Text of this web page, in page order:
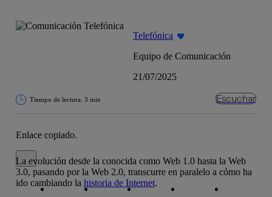
Telefónica
Equipo de Comunicación
21/07/2025
Tiempo de lectura: 3 min Escuchar
Enlace copiado.
Cerrar mensaje de alerta
Copiar enlace
Copiar enlacefacebook twitter
La evolución desde la conocida como Web 1.0 hasta la Web
3.0, pasando por la Web 2.0, transcurre en paralelo a cómo ha
ido cambiando la historia de Internet.